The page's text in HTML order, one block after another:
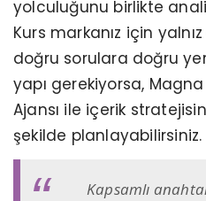
yolculuğunu birlikte
Kurs markanız için
doğru sorulara doğru
yapı gerekiyorsa,
Ajansı ile içerik
şekilde planlayabilirsiniz.
Kapsamlı